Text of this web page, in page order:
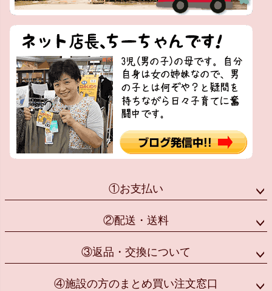
①お支払い
②配送・送料
③返品・交換について
④施設の方のまとめ買い注文窓口